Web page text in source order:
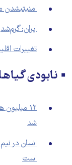
امنیتی‎شدن محیط زیست و پاشنه آشیل حکومت
ایران:
تغییرات
▪️ نابودی
۱۲
شد
است